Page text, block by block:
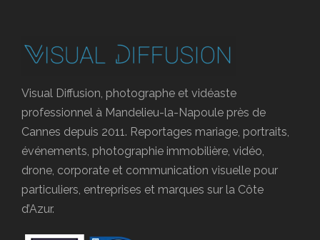
Visual Diffusion, photographe et vidéaste
professionnel à Mandelieu-la-Napoule près de
Cannes depuis 2011. Reportages mariage, portraits,
événements, photographie immobilière, vidéo,
drone, corporate et communication visuelle pour
particuliers, entreprises et marques sur la Côte
d’Azur.